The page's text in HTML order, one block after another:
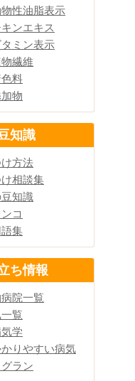
性油脂表示
ンエキス
ミン表示
繊維
料
物
知識
方法
相談集
知識
コ
集
ち情報
院一覧
覧
学
りやすい病気
ラン